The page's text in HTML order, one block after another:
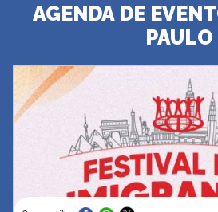
AGENDA DE
PAULO